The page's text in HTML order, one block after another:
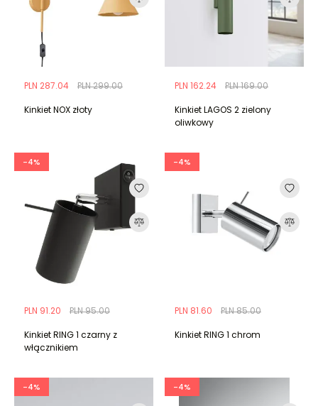
PLN 299.00
PLN 287.04
Kinkiet NOX złoty
PLN 169.00
PLN 162.24
Kinkiet LAGOS 2 zielony
oliwkowy
-4%
PLN 95.00
PLN 91.20
Kinkiet RING 1 czarny z
włącznikiem
-4%
PLN 85.00
PLN 81.60
Kinkiet RING 1 chrom
-4% -4%